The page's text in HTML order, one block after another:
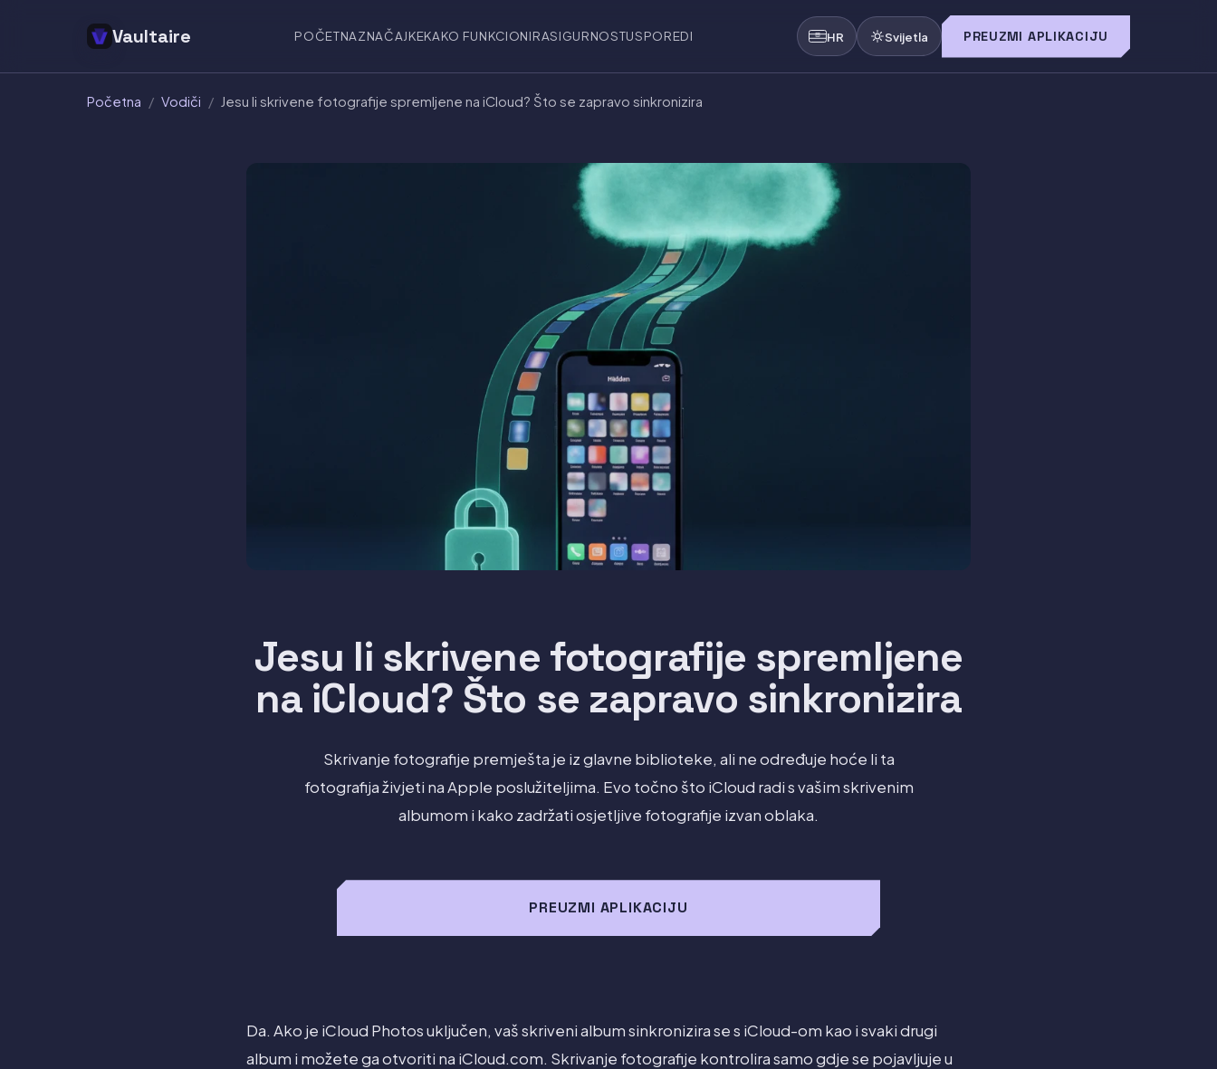
Vaultaire POČETNAZNAČAJKEKAKO FUNKCIONIRASIGURNOSTUSPOREDI HR Svijetla PREUZMI APLIKACIJU
Početna / Vodiči / Jesu li skrivene fotografije spremljene na iCloud? Što se zapravo sinkronizira
Jesu li skrivene fotografije spremljene
na iCloud? Što se zapravo sinkronizira
Skrivanje fotografije premješta je iz glavne biblioteke, ali ne određuje hoće li ta
fotografija živjeti na Apple poslužiteljima. Evo točno što iCloud radi s vašim skrivenim
albumom i kako zadržati osjetljive fotografije izvan oblaka.
PREUZMI APLIKACIJU
Da. Ako je iCloud Photos uključen, vaš skriveni album sinkronizira se s iCloud-om kao i svaki drugi
album i možete ga otvoriti na iCloud.com. Skrivanje fotografije kontrolira samo gdje se pojavljuje u